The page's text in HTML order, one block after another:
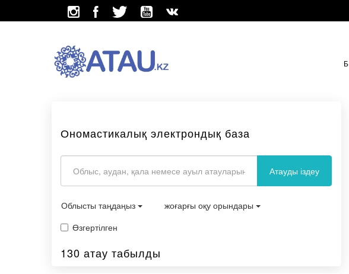
Ономастикалық электрондық база
Атауды іздеу
Облысты таңдаңыз
жоғарғы оқу орындары
Өзгертілген
130 атау табылды